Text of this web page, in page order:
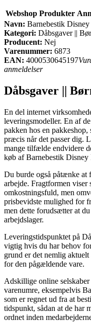
Webshop Produkter
Navn: Barnebestik Disney
Kategori: Dåbsgaver ||
Producent: Nej
Varenummer: 6873
EAN: 4000530645197
anmeldelser
Dåbsgaver ||
En del internet
leveringsmodeller. En af
pakken hos en
præcis når det passer dig.
mange tilfælde endvidere
køb af Barnebestik Disney
Du burde også påtænke at
arbejde. Fragtformen
omkostningsfuld, men
prisbevidste mulighed for
men dette forudsætter at
arbejdslager.
Leveringstidspunktet på
vigtig hvis du har behov
grund er det nemlig
for den pågældende vare.
Adskillige online
varenumre, eksempelvis
som er regnet ud fra at
tidspunkt, sådan at de har
ordnet inden